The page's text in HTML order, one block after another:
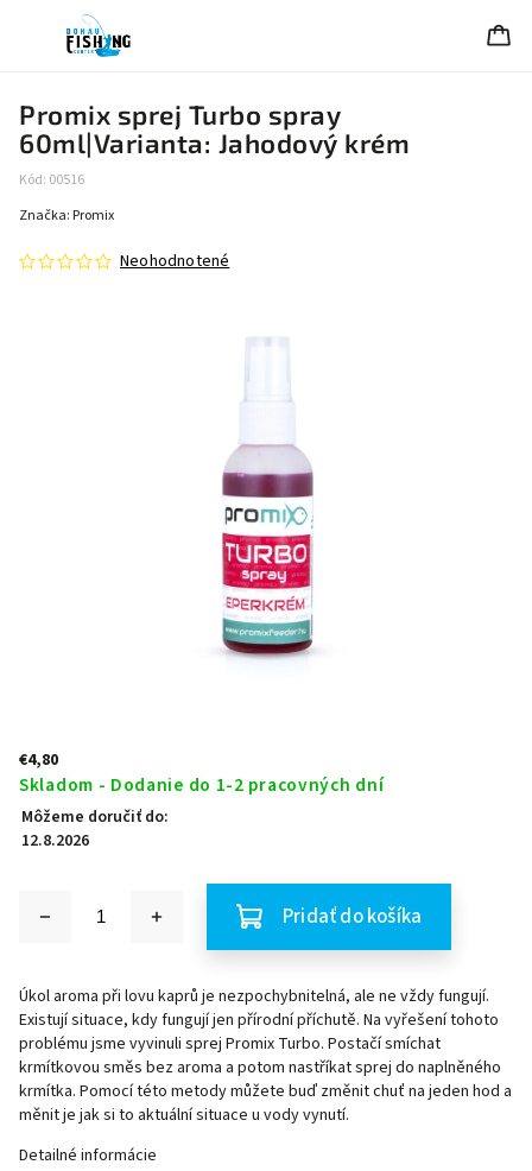
Promix sprej Turbo spray
60ml|Varianta: Jahodový krém
Kód: 00516
Neohodnotené
Značka: Promix
€4,80
Skladom - Dodanie do 1-2 pracovných dní
Môžeme doručiť do:
12.8.2026
Pridať do košíka
Úkol aroma při lovu kaprů je nezpochybnitelná, ale ne vždy fungují.
Existují situace, kdy fungují jen přírodní příchutě. Na vyřešení tohoto
problému jsme vyvinuli sprej Promix Turbo. Postačí smíchat
krmítkovou směs bez aroma a potom nastříkat sprej do naplněného
krmítka. Pomocí této metody můžete buď změnit chuť na jeden hod a
měnit je jak si to aktuální situace u vody vynutí.
Detailné informácie